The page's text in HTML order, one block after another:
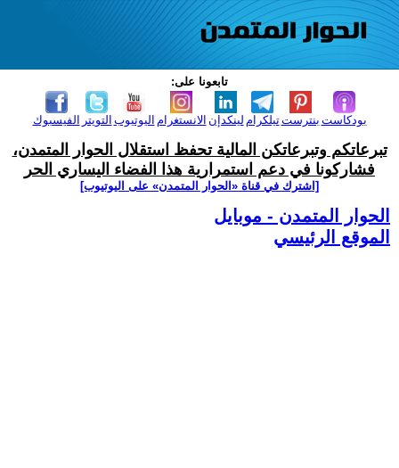
تابعونا على:
الفيسبوك التويتر اليوتيوب الانستغرام لينكدإن تيلكرامبنترست بودكاست
تبرعاتكم وتبرعاتكن المالية تحفظ استقلال الحوار المتمدن،
فشاركونا في دعم استمرارية هذا الفضاء اليساري الحر
[اشترك في قناة ‫«الحوار المتمدن» على اليوتيوب]
الحوار المتمدن - موبايل
الموقع الرئيسي